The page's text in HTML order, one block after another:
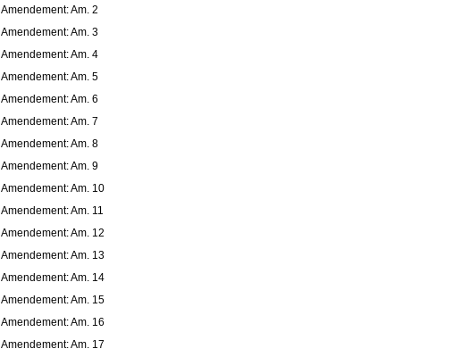
Amendement: Am. 2
Amendement: Am. 3
Amendement: Am. 4
Amendement: Am. 5
Amendement: Am. 6
Amendement: Am. 7
Amendement: Am. 8
Amendement: Am. 9
Amendement: Am. 10
Amendement: Am. 11
Amendement: Am. 12
Amendement: Am. 13
Amendement: Am. 14
Amendement: Am. 15
Amendement: Am. 16
Amendement: Am. 17